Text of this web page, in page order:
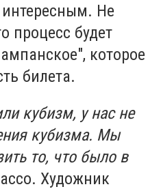
Не
процесс будет
которое
билета.
кубизм, у нас не
кубизма. Мы
то, что было в
Художник